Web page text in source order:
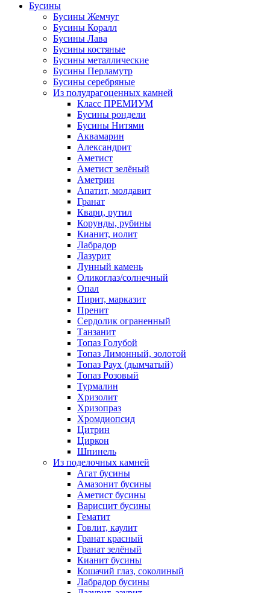
Бусины
Бусины Жемчуг
Бусины Коралл
Бусины Лава
Бусины костяные
Бусины металлические
Бусины Перламутр
Бусины серебряные
Из полудрагоценных камней
Класс ПРЕМИУМ
Бусины рондели
Бусины Нитями
Аквамарин
Александрит
Аметист
Аметист зелёный
Аметрин
Апатит, молдавит
Гранат
Кварц, рутил
Корунды, рубины
Кианит, иолит
Лабрадор
Лазурит
Лунный камень
Оликоглаз/солнечный
Опал
Пирит, марказит
Пренит
Сердолик ограненный
Танзанит
Топаз Голубой
Топаз Лимонный, золотой
Топаз Раух (дымчатый)
Топаз Розовый
Турмалин
Хризолит
Хризопраз
Хромдиопсид
Цитрин
Циркон
Шпинель
Из поделочных камней
Агат бусины
Амазонит бусины
Аметист бусины
Варисцит бусины
Гематит
Говлит, каулит
Гранат красный
Гранат зелёный
Кианит бусины
Кошачий глаз, соколиный
Лабрадор бусины